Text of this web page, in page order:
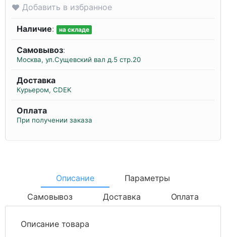
Добавить в избранное
Наличие: на складе
Самовывоз:
Москва, ул.Сущевский вал д.5 стр.20
Доставка
Курьером, CDEK
Оплата
При получении заказа
Описание
Параметры
Самовывоз
Доставка Оплата
Описание товара